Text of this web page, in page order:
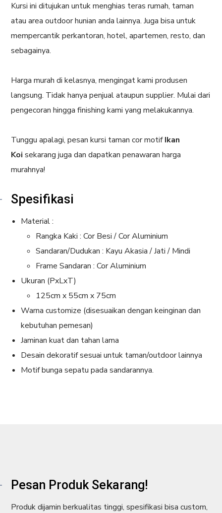
Kursi ini ditujukan untuk menghias teras rumah, taman
atau area outdoor hunian anda lainnya. Juga bisa untuk
mempercantik perkantoran, hotel, apartemen, resto, dan
sebagainya.
Harga murah di kelasnya, mengingat kami produsen
langsung. Tidak hanya penjual ataupun supplier. Mulai dari
pengecoran hingga finishing kami yang melakukannya.
Tunggu apalagi, pesan kursi taman cor motifIkan
Koi sekarang juga dan dapatkan penawaran harga
murahnya!
Spesifikasi
Material :
Rangka Kaki : Cor Besi / Cor Aluminium
Sandaran/Dudukan : Kayu Akasia / Jati / Mindi
Frame Sandaran : Cor Aluminium
Ukuran (PxLxT)
125cm x 55cm x 75cm
Warna customize (disesuaikan dengan keinginan dan
kebutuhan pemesan)
Jaminan kuat dan tahan lama
Desain dekoratif sesuai untuk taman/outdoor lainnya
Motif bunga sepatu pada sandarannya.
Pesan Produk Sekarang!
Produk dijamin berkualitas tinggi, spesifikasi bisa custom,